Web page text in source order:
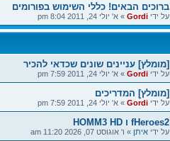
ברוכים הבאים! כללי השימוש בפורומים
על ידי Gordi
» א' יולי 24, 2011 8:04 pm
[מומלץ] עניינים שונים שכדאי להכיר
על ידי Gordi
» א' יולי 24, 2011 7:59 pm
[מומלץ] המדריכים
על ידי Gordi
» א' יולי 24, 2011 7:59 pm
fHeroes2 ו HOMM3 HD
על ידי איתן » ו' אוגוסט 07, 2026 11:20 am